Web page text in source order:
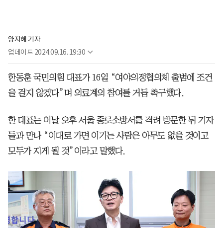
양지혜 기자
업데이트 2024.09.16. 19:30
한동훈 국민의힘 대표가 16일 “여야의정협의체 출범에 조건
을 걸지 않겠다”며 의료계의 참여를 거듭 촉구했다.
한 대표는 이날 오후 서울 종로소방서를 격려 방문한 뒤 기자
들과 만나 “이대로 가면 이기는 사람은 아무도 없을 것이고
모두가 지게 될 것”이라고 말했다.